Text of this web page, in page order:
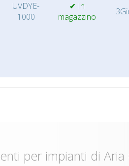
UVDYE-
1000
✔ In
magazzino
per impianti di Aria